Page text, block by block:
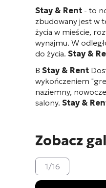
Stay & Rent - to
zbudowany jest w
życia w mieście,
wynajmu. W
do życia. Stay &
В Stay & Rent
wykończeniem
naziemny,
salony. Stay &
Zobacz
1/16